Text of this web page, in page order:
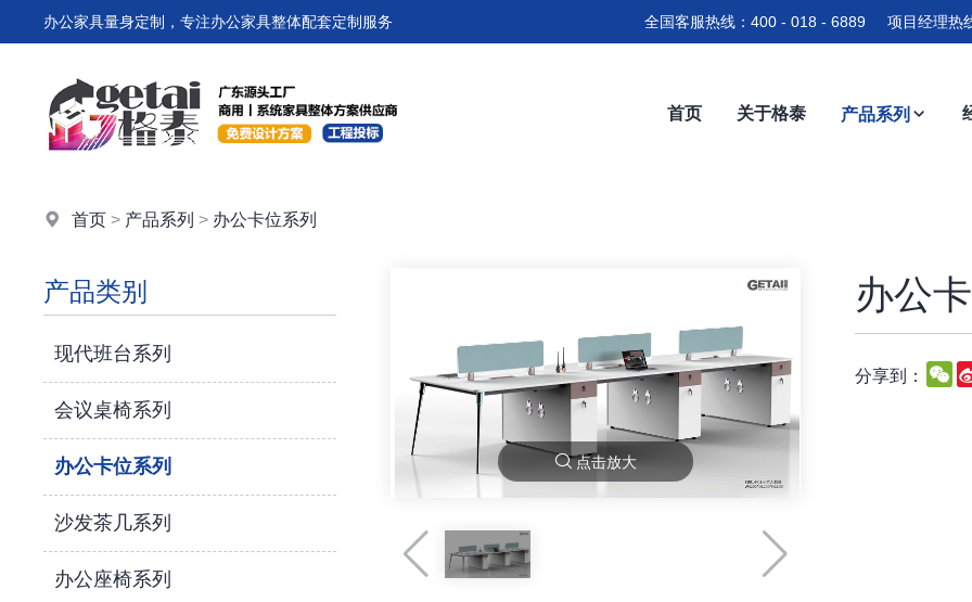
办公家具量身定制，专注办公家具整体配套定制服务
首页 关于格泰 产品系列
全国客服热线：400 - 018 - 6889 项目经理热
首页 > 产品系列 > 办公卡位系列
产品类别
现代班台系列
会议桌椅系列
办公卡位系列
沙发茶几系列
办公座椅系列
点击放大
办公
分享到：